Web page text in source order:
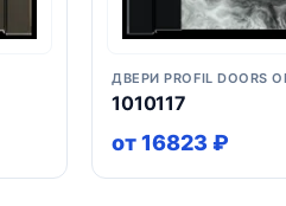
ДВЕРИ PROFIL DOORS
1010117
от 16823 ₽